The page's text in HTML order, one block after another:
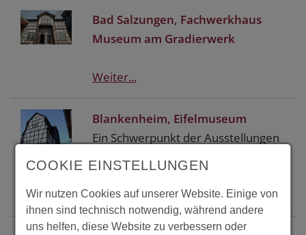
Bad Salzungen, Fachwerkhaus
Museum am Gradierwerk
Weiter...
Blankenheim, Eifelmuseum
Ein Schwerpunkt der Ausstellungen
des Eifelmuseums ist die Erd- und
Weiter...
COOKIE EINSTELLUNGEN
Wir nutzen Cookies auf unserer Website. Einige von
ihnen sind technisch notwendig, während andere
uns helfen, diese Website zu verbessern oder